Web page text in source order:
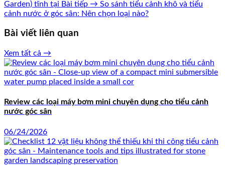
Garden) tĩnh tại Bài tiếp → So sánh tiểu cảnh khô và tiểu
cảnh nước ở góc sân: Nên chọn loại nào?
Bài viết liên quan
Xem tất cả →
Review các loại máy bơm mini chuyên dụng cho tiểu cảnh
nước góc sân
06/24/2026